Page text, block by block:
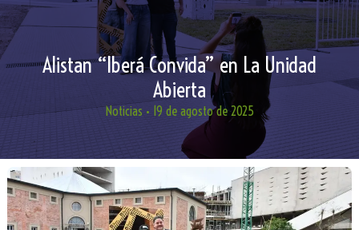
Alistan “Iberá Convida” en La Unidad
Abierta
Noticias • 19 de agosto de 2025